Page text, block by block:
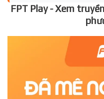
FPT Play - Xem